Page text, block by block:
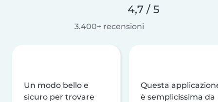
4,7 / 5
3.400+ recensioni
Un modo bello e
sicuro per trovare
Questa
è semplicissima da